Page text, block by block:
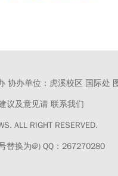
协办单位：虎溪校区 国际处
议及意见请 联系我们
ALL RIGHT RESERVED.
替换为@) QQ：267270280